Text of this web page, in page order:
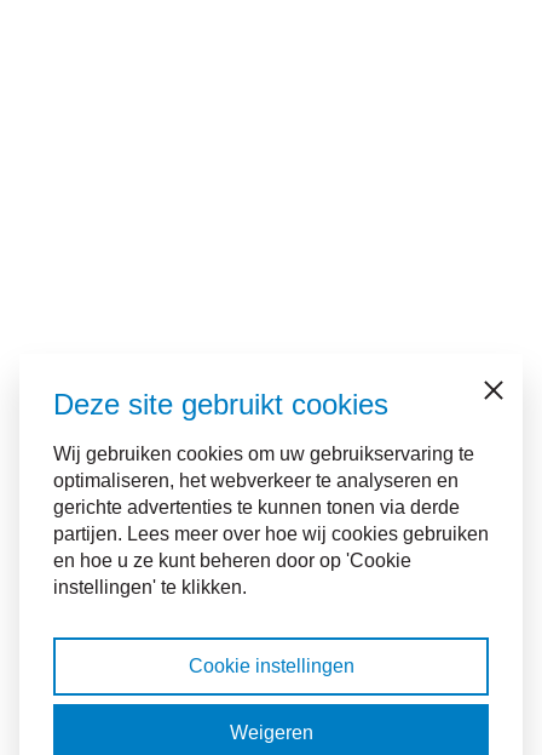
Deze site gebruikt cookies
Wij gebruiken cookies om uw gebruikservaring te
optimaliseren, het webverkeer te analyseren en
gerichte advertenties te kunnen tonen via derde
partijen. Lees meer over hoe wij cookies gebruiken
en hoe u ze kunt beheren door op 'Cookie
instellingen' te klikken.
Sluiten
Cookie instellingen
Weigeren